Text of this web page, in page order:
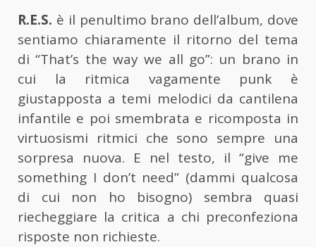
R.E.S. è il penultimo brano dell’album, dove
sentiamo chiaramente il ritorno del tema
di “That’s the way we all go”: un brano in
cui la ritmica vagamente punk è
giustapposta a temi melodici da cantilena
infantile e poi smembrata e ricomposta in
virtuosismi ritmici che sono sempre una
sorpresa nuova. E nel testo, il “give me
something I don’t need” (dammi qualcosa
di cui non ho bisogno) sembra quasi
riecheggiare la critica a chi preconfeziona
risposte non richieste.